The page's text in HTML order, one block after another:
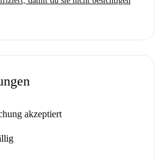
akzeptiert